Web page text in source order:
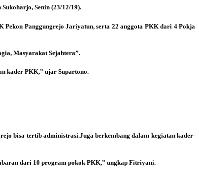
Senin (23/12/19).
Panggungrejo Jariyatun, serta 22 anggota PKK dari 4 Pokja
Masyarakat Sejahtera”.
kader PKK,” ujar Supartono.
bisa tertib administrasi.Juga berkembang dalam kegiatan kader-
dari 10 program pokok PKK,” ungkap Fitriyani.